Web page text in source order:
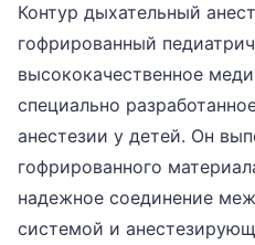
Контур дыхательный
гофрированный
высококачественное
специально
анестезии у детей. Он
гофрированного
надежное соединение
системой и